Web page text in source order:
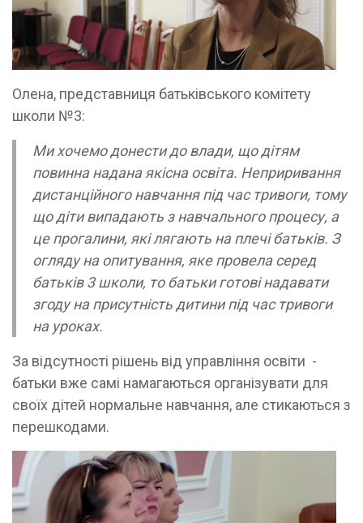
Олена, представниця батьківського комітету
школи №3:
Ми хочемо донести до влади, що дітям
повинна надана якісна освіта. Неприривання
дистанційного навчання під час тривоги, тому
що діти випадають з навчального процесу, а
це прогалини, які лягають на плечі батьків. З
огляду на опитування, яке провела серед
батьків 3 школи, то батьки готові надавати
згоду на присутність дитини під час тривоги
на уроках.
За відсутності рішень від управління освіти -
батьки вже самі намагаються організувати для
своїх дітей нормальне навчання, але стикаються з
перешкодами.